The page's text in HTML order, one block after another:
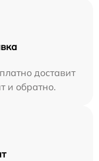
доставит
и обратно.